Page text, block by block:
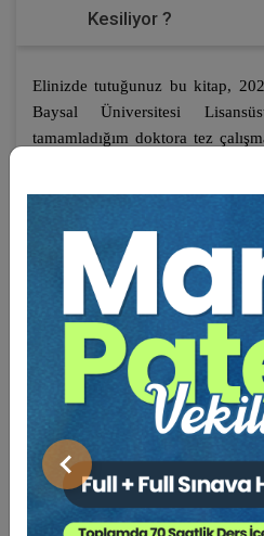
Önceki
Kesiliyor ?
Elinizde tutuğunuz bu kitap,
Baysal Üniversitesi
tamamladığım doktora tez
Devlet iktidarının
yürütmenin güçlendirilmesi
değil, yarım asırlık bir
dünya kapitalizminin 1970’lerde
götürülebilir. Türkiye’de 1971
girişilen Anayasa değişiklikleri,
sürecinin önemli bir dönüm
değişiklikleri zincire eklenen
son halkayla hükümet sistemi
sistem terk edilmiş, yürütme
bırakılmış, bürokratik
şekilde örgütlenmiş, yasama